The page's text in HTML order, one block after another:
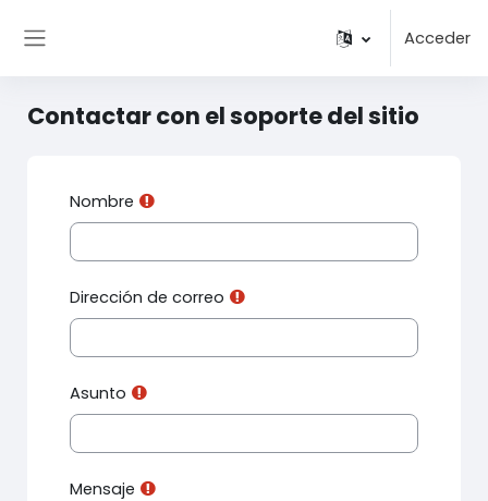
Acceder
Contactar con el soporte del sitio
Nombre
Dirección de correo
Asunto
Mensaje